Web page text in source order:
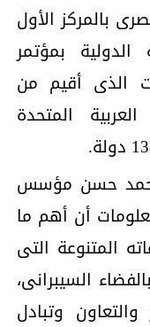
بالمركز الأول
الدولية بمؤتمر
الذى أقيم من
المتحدة
محمد حسن مؤسس
أن أهم ما
المتنوعة التى
السيبرانى،
وتبادل